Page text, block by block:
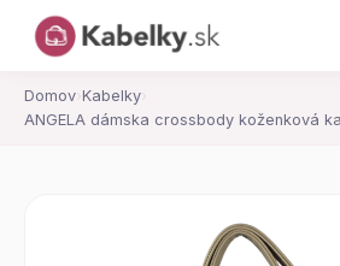
Domov› Kabelky›
ANGELA dámska crossbody koženková